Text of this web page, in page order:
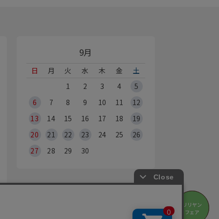
リリヤン
フェア
リリヤン
フェア
9月
日 月 火 水 木 金
土
1
2 3 4
5
6
7 8 9 10 11
12
13
14 15 16 17 18
19
20
21 22 23 24 25
26
27
28 29 30
からのご注文は、24時間承っております